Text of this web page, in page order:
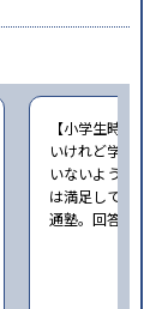
【小学生時の通
いけれど学校の
いないような部
は満足していま
通塾。回答時期